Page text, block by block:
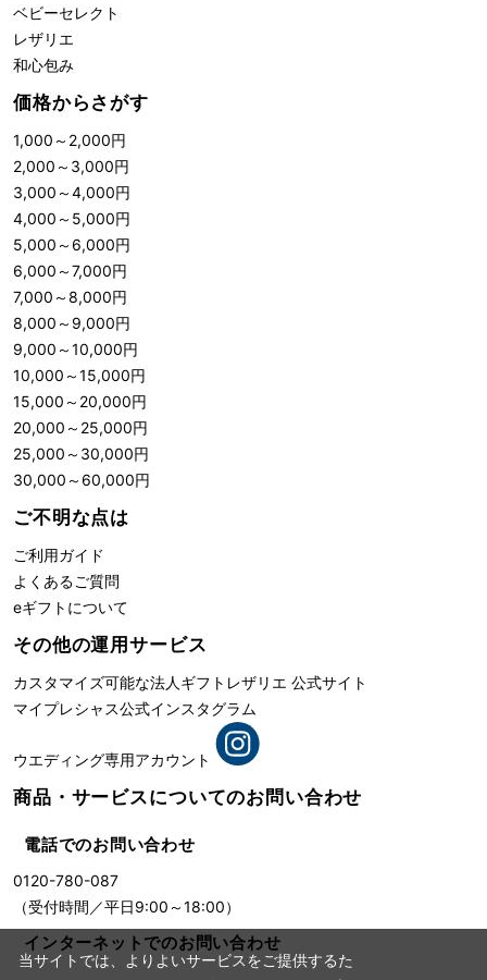
ベビーセレクト
レザリエ
和心包み
価格からさがす
1,000 ～ 2,000円
2,000 ～ 3,000円
3,000 ～4,000円
4,000 ～ 5,000円
5,000 ～ 6,000円
6,000 ～7,000円
7,000 ～8,000円
8,000 ～ 9,000円
9,000 ～10,000円
10,000 ～15,000円
15,000 ～ 20,000円
20,000 ～ 25,000円
25,000 ～ 30,000円
30,000 ～ 60,000円
ご不明な点は
ご利用ガイド
よくあるご質問
eギフトについて
その他の運用サービス
カスタマイズ可能な法人ギフト レザリエ 公式サイト
マイプレシャス公式インスタグラム
ウエディング専用アカウント
商品・サービスについてのお問い合わせ
電話でのお問い合わせ
0120-780-087
（受付時間／平日9:00～18:00）
インターネットでのお問い合わせ
当サイトでは、よりよいサービスをご提供するた